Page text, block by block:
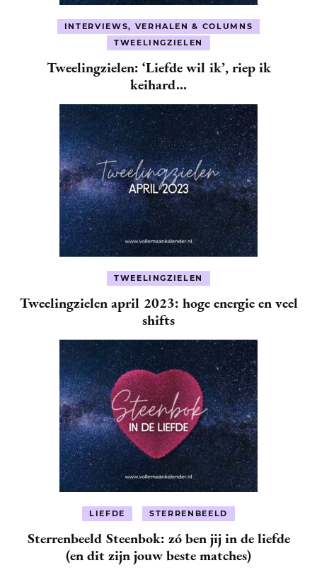
INTERVIEWS, VERHALEN & COLUMNS
TWEELINGZIELEN
Tweelingzielen: ‘Liefde wil ik’, riep ik
keihard…
TWEELINGZIELEN
Tweelingzielen april 2023: hoge energie en veel
shifts
LIEFDE STERRENBEELD
Sterrenbeeld Steenbok: zó ben jij in de liefde
(en dit zijn jouw beste matches)